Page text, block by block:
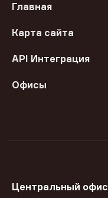
Главная
Карта сайта
API Интеграция
Офисы
Центральный офис